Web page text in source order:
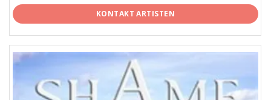
KONTAKT ARTISTEN